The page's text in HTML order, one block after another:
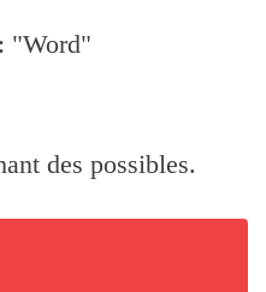
"Word"
des possibles.